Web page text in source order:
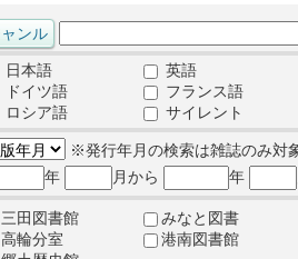
日本語
英語
ドイツ語
フランス語
ロシア語
サイレント
※発行年月の検索は雑誌のみ対
年
月から 年
三田図書館
みなと図書
高輪分室
港南図書館